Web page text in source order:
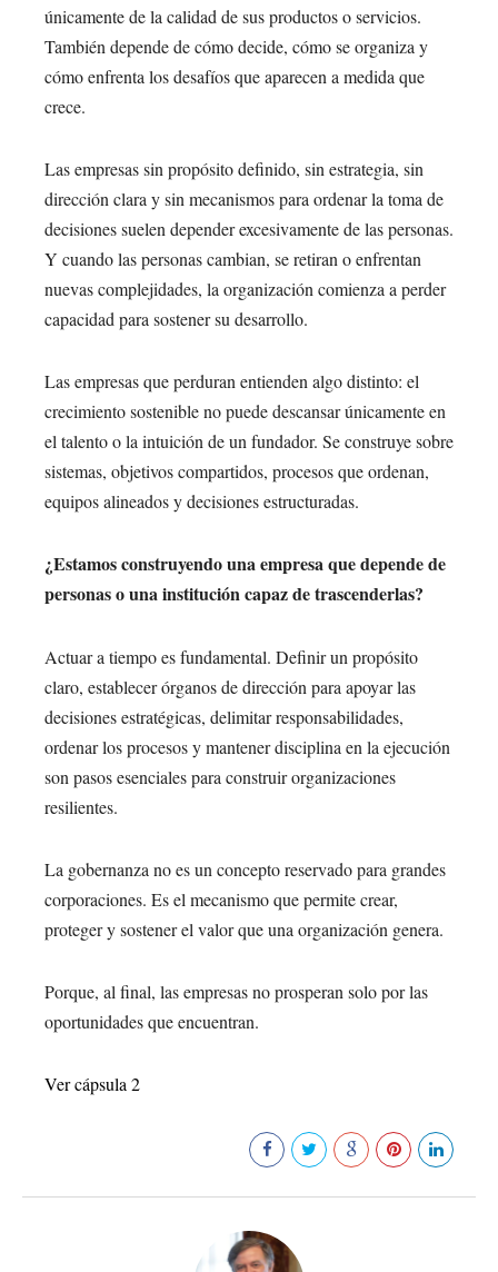
únicamente de la calidad de sus productos o servicios.
También depende de cómo decide, cómo se organiza y
cómo enfrenta los desafíos que aparecen a medida que
crece.
Las empresas sin propósito definido, sin estrategia, sin
dirección clara y sin mecanismos para ordenar la toma de
decisiones suelen depender excesivamente de las personas.
Y cuando las personas cambian, se retiran o enfrentan
nuevas complejidades, la organización comienza a perder
capacidad para sostener su desarrollo.
Las empresas que perduran entienden algo distinto: el
crecimiento sostenible no puede descansar únicamente en
el talento o la intuición de un fundador. Se construye sobre
sistemas, objetivos compartidos, procesos que ordenan,
equipos alineados y decisiones estructuradas.
¿Estamos construyendo una empresa que depende de
personas o una institución capaz de trascenderlas?
Actuar a tiempo es fundamental. Definir un propósito
claro, establecer órganos de dirección para apoyar las
decisiones estratégicas, delimitar responsabilidades,
ordenar los procesos y mantener disciplina en la ejecución
son pasos esenciales para construir organizaciones
resilientes.
La gobernanza no es un concepto reservado para grandes
corporaciones. Es el mecanismo que permite crear,
proteger y sostener el valor que una organización genera.
Porque, al final, las empresas no prosperan solo por las
oportunidades que encuentran.
Ver cápsula 2